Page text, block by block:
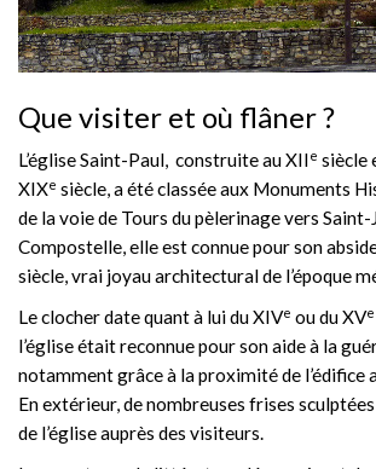
Que visiter et où flâner ?
L’église Saint-Paul, construite au XIIe siècle
XIXe siècle, a été classée aux Monuments
de la voie de Tours du pèlerinage vers Saint-
Compostelle, elle est connue pour son
siècle, vrai joyau architectural de l’époque
Le clocher date quant à lui du XIVe ou du XVe
l’église était reconnue pour son aide à la
notamment grâce à la proximité de l’édifice
En extérieur, de nombreuses frises
de l’église auprès des visiteurs.